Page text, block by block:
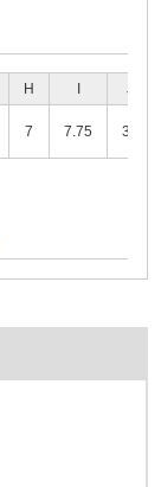
H I J
7 7.75 39